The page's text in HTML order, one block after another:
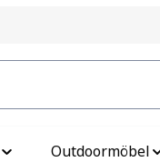
Outdoormöbel